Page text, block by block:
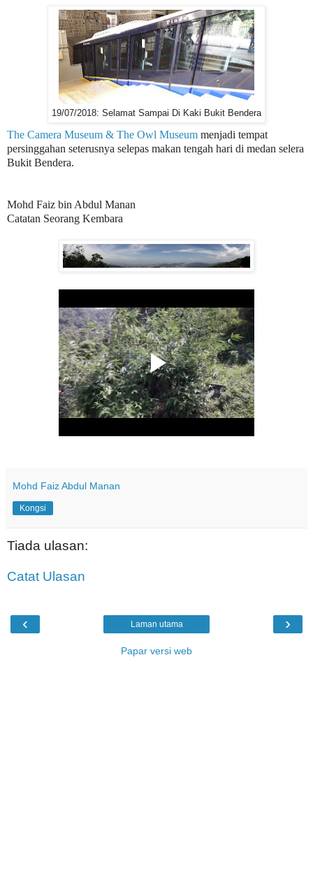
19/07/2018: Selamat Sampai Di Kaki Bukit Bendera
The Camera Museum & The Owl Museum menjadi tempat
persinggahan seterusnya selepas makan tengah hari di medan selera
Bukit Bendera.
Mohd Faiz bin Abdul Manan
Catatan Seorang Kembara
Mohd Faiz Abdul Manan
Kongsi
Tiada ulasan:
Catat Ulasan
‹ ›
Laman utama
Papar versi web